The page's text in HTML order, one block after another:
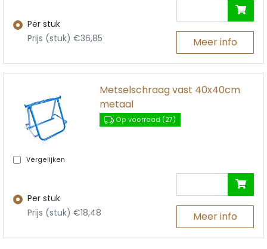
Per stuk
Prijs (stuk) €36,85
Meer info
Vergelijken
Metselschraag vast 40x40cm
metaal
Op voorraad (27)
Per stuk
Prijs (stuk) €18,48
Meer info